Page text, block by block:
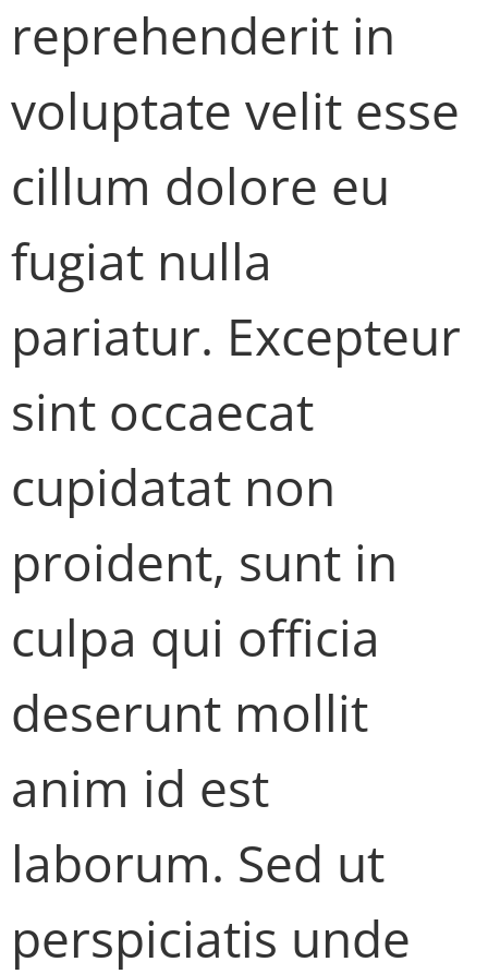
reprehenderit in
voluptate velit esse
cillum dolore eu
fugiat nulla
pariatur. Excepteur
sint occaecat
cupidatat non
proident, sunt in
culpa qui officia
deserunt mollit
anim id est
laborum. Sed ut
perspiciatis unde